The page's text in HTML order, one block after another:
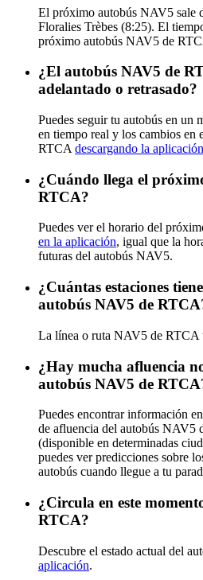
El próximo autobús NAV5 sale
Floralies Trèbes (8:25). El
próximo autobús NAV5 de
¿El autobús NAV5 de
adelantado o retrasado?
Puedes seguir tu autobús en un
en tiempo real y los cambios
RTCA descargando la aplicación
¿Cuándo llega el
RTCA?
Puedes ver el horario del
en la aplicación, igual que la
futuras del autobús NAV5.
¿Cuántas estaciones
autobús NAV5 de
La línea o ruta NAV5 de RTCA
¿Hay mucha afluencia
autobús NAV5 de
Puedes encontrar información
de afluencia del autobús NAV5
(disponible en determinadas
puedes ver predicciones sobre
autobús cuando llegue a tu
¿Circula en este
RTCA?
Descubre el estado actual del
aplicación.